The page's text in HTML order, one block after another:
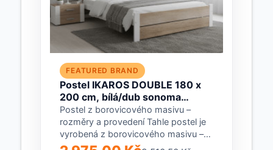
FEATURED BRAND
Postel IKAROS DOUBLE 180 x
200 cm, bílá/dub sonoma
Matrace: Bez matrace, Rošt:
Bez roštu
Postel z borovicového masivu –
rozměry a provedení Tahle postel je
vyrobená z borovicového masivu –
konstrukce i...